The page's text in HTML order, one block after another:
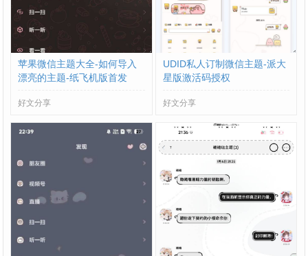
苹果微信主题大全-如何导入
漂亮的主题-纸飞机版首发
好文分享
UDID私人订制微信主题-派大
星版激活码授权
好文分享